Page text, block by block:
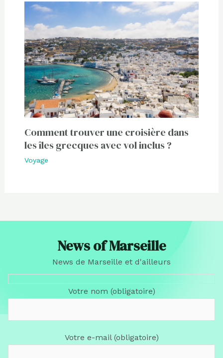
Comment trouver une croisière dans
les îles grecques avec vol inclus ?
Voyage
News of Marseille
News de Marseille et d'ailleurs
Votre nom (obligatoire)
Votre e-mail (obligatoire)